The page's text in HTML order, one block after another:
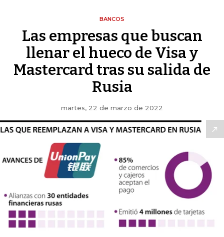
BANCOS
Las empresas que buscan
llenar el hueco de Visa y
Mastercard tras su salida de
Rusia
martes, 22 de marzo de 2022